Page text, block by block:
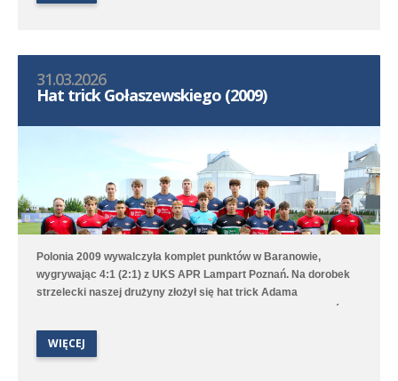
Kono-Abe.
31.03.2026
Hat trick Gołaszewskiego (2009)
Polonia 2009 wywalczyła komplet punktów w Baranowie,
wygrywając 4:1 (2:1) z UKS APR Lampart Poznań. Na dorobek
strzelecki naszej drużyny złożył się hat trick Adama
zajmują trzecie miejsce w 1. lidze wojewódzkiej B1.
WIĘCEJ